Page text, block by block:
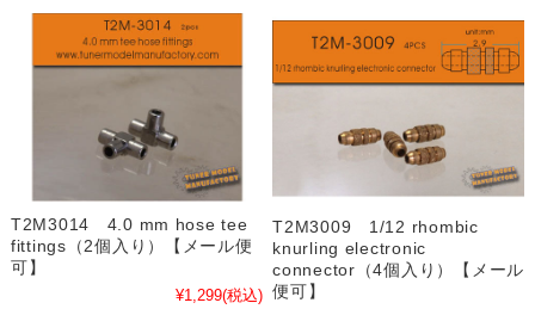
T2M3014 4.0 mm hose tee
fittings（2個入り）【メール便
可】
¥1,299(税込)
T2M3009 1/12 rhombic
knurling electronic
connector（4個入り）【メール
便可】